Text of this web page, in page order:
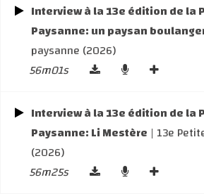
Interview à la 13e édition de la
Paysanne: un paysan
paysanne (2026)
56m01s
Interview à la 13e édition de la
Paysanne: Li Mestère | 13e
(2026)
56m25s